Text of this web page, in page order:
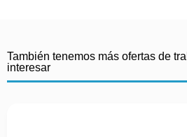
También tenemos más ofertas de
interesar